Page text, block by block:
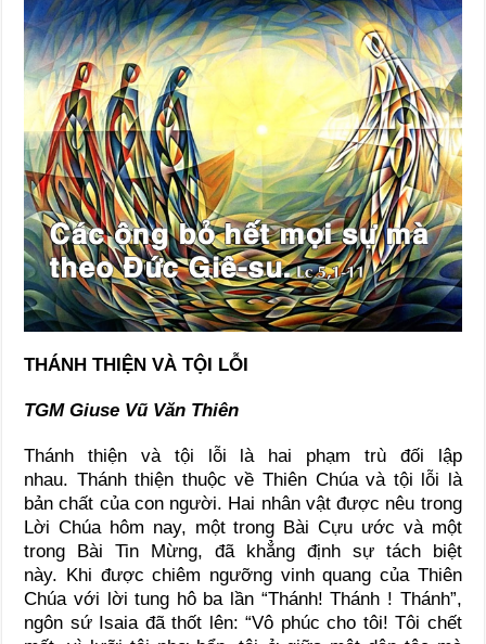
THÁNH THIỆN VÀ TỘI LỖI
TGM Giuse Vũ Văn Thiên
Thánh thiện và tội lỗi là hai phạm trù đối lập
nhau. Thánh thiện thuộc về Thiên Chúa và tội lỗi là
bản chất của con người. Hai nhân vật được nêu trong
Lời Chúa hôm nay, một trong Bài Cựu ước và một
trong Bài Tin Mừng, đã khẳng định sự tách biệt
này. Khi được chiêm ngưỡng vinh quang của Thiên
Chúa với lời tung hô ba lần “Thánh! Thánh ! Thánh”,
ngôn sứ Isaia đã thốt lên: “Vô phúc cho tôi! Tôi chết